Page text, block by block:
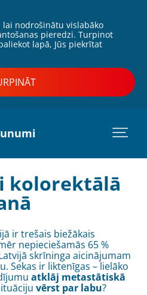
nodrošinātu vislabāko
pieredzi. Turpinot
lapā, Jūs piekrītat
kolorektālā
ir trešais biežākais
nepieciešamās 65 %
skrīninga aicinājumam
Sekas ir liktenīgas – lielāko
atklāj metastātiskā
vērst par labu?